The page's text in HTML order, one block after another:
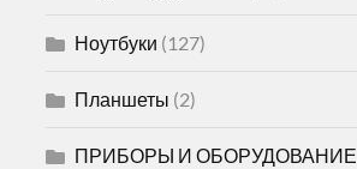
Ноутбуки (127)
Планшеты (2)
ПРИБОРЫ И ОБОРУДОВАНИЕ